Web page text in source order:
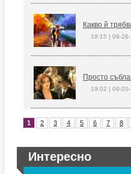
Какво й
19:15 | 09-
Просто
19:02 | 09-
1 2 3 4 5 6 7 8
Интересно